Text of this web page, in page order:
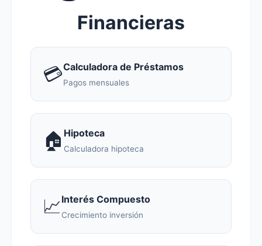
Financieras
💳Calculadora de Préstamos
Pagos mensuales
🏠 Hipoteca
Calculadora hipoteca
📈 Interés Compuesto
Crecimiento inversión